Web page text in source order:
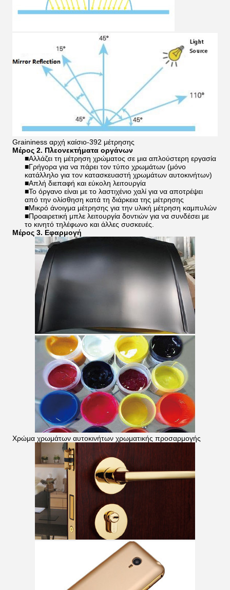
Graininess αρχή καίσιο-392 μέτρησης
Μέρος 2. Πλεονεκτήματα οργάνων
■Αλλάζει τη μέτρηση χρώματος σε μια απλούστερη εργασία
■Γρήγορα για να πάρει τον τύπο χρωμάτων (μόνο
κατάλληλο για τον κατασκευαστή χρωμάτων αυτοκινήτων)
■Απλή διεπαφή και εύκολη λειτουργία
■Το όργανο είναι με το λαστιχένιο χαλί για να αποτρέψει
από την ολίσθηση κατά τη διάρκεια της μέτρησης
■Μικρό άνοιγμα μέτρησης για την υλική μέτρηση καμπυλών
■Προαιρετική μπλε λειτουργία δοντιών για να συνδέσει με
το κινητό τηλέφωνο και άλλες συσκευές.
Μέρος 3. Εφαρμογή
Χρώμα χρωμάτων αυτοκινήτων χρωματικής προσαρμογής